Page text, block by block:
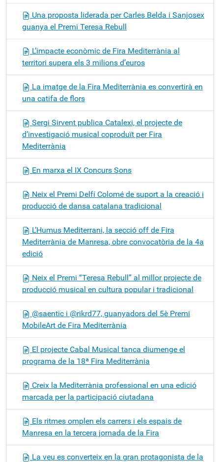
Una proposta liderada per Carles Belda i Sanjosex
guanya el Premi Teresa Rebull
L’impacte econòmic de Fira Mediterrània al
territori supera els 3 milions d’euros
La imatge de la Fira Mediterrània es convertirà en
una catifa de flors
Sergi Sirvent publica Catalexi, el projecte de
d’investigació musical coproduït per Fira
Mediterrània
En marxa el IX Concurs Sons
Neix el Premi Delfí Colomé de suport a la creació i
producció de dansa catalana tradicional
L’Humus Mediterrani, la secció off de Fira
Mediterrània de Manresa, obre convocatòria de la 4a
edició
Neix el Premi “Teresa Rebull” al millor projecte de
producció musical en cultura popular i tradicional
@saentic i @rikrd77, guanyadors del 5è Premi
MobileArt de Fira Mediterrània
El projecte Cabal Musical tanca diumenge el
programa de la 18ª Fira Mediterrània
Creix la Mediterrània professional en una edició
marcada per la participació ciutadana
Els ritmes omplen els carrers i els espais de
Manresa en la tercera jornada de la Fira
La veu es converteix en la gran protagonista de la